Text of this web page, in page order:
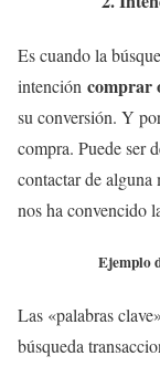
Es cuando la
intención comprar
su conversión. Y
compra. Puede ser
contactar de
nos ha convencido
Ejemplo
Las «palabras
búsqueda